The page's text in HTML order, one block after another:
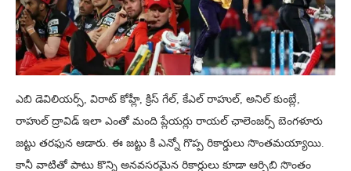
ఎబి డెవిలియర్స్, విరాట్ కోహ్లీ, క్రిస్ గేల్, కేఎల్ రాహుల్, అనిల్ కుంబ్లే,
రాహుల్ ద్రావిడ్ ఇలా ఎంతో మంది ప్లేయర్లు రాయల్ ఛాలెంజర్స్ బెంగళూరు
జట్టు తరఫున ఆడారు. ఈ జట్టు కి ఎన్నో గొప్ప రికార్డులు సొంతమయ్యాయి.
కానీ వాటితో పాటు కొన్ని అనవసరమైన రికార్డులు కూడా ఆర్సిబి సొంతం